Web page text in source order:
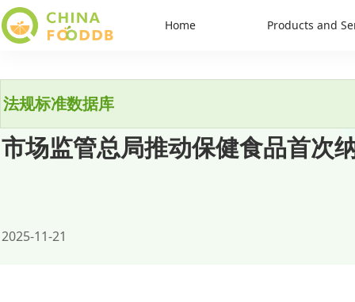
Home Products and
法规标准数据库
市场监管总局推动保健食品首次
2025-11-21